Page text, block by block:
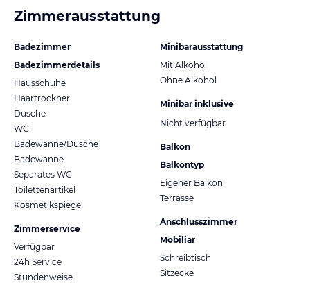
Zimmerausstattung
Badezimmer
Badezimmerdetails
Hausschuhe
Haartrockner
Dusche
WC
Badewanne/Dusche
Badewanne
Separates WC
Toilettenartikel
Kosmetikspiegel
Zimmerservice
Verfügbar
24h Service
Stundenweise
Minibarausstattung
Mit Alkohol
Ohne Alkohol
Minibar inklusive
Nicht verfügbar
Balkon
Balkontyp
Eigener Balkon
Terrasse
Anschlusszimmer
Mobiliar
Schreibtisch
Sitzecke